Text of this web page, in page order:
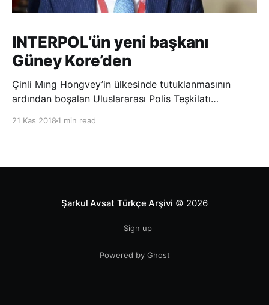
INTERPOL’ün yeni başkanı
Güney Kore’den
Çinli Mıng Hongvey’in ülkesinde tutuklanmasının
ardından boşalan Uluslararası Polis Teşkilatı
21 Kas 2018 1 min read
Şarkul Avsat Türkçe Arşivi © 2026
Sign up
Powered by Ghost